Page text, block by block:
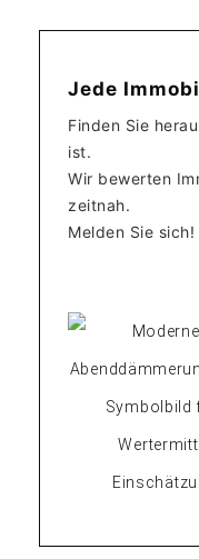
Jede
Finden Sie
ist.
Wir bewerten
zeitnah.
Melden Sie sich!